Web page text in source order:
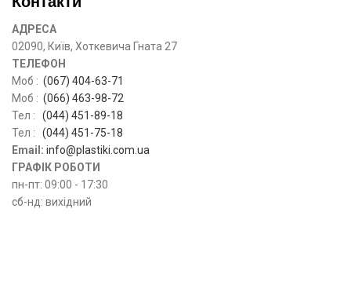
АДРЕСА
02090, Київ, Хоткевича Гната 27
ТЕЛЕФОН
Моб : (067) 404-63-71
Моб : (066) 463-98-72
Тел : (044) 451-89-18
Тел :
(044) 451-75-18
Email: info@plastiki.com.ua
ГРАФІК РОБОТИ
пн-пт: 09:00 - 17:30
сб-нд: вихідний